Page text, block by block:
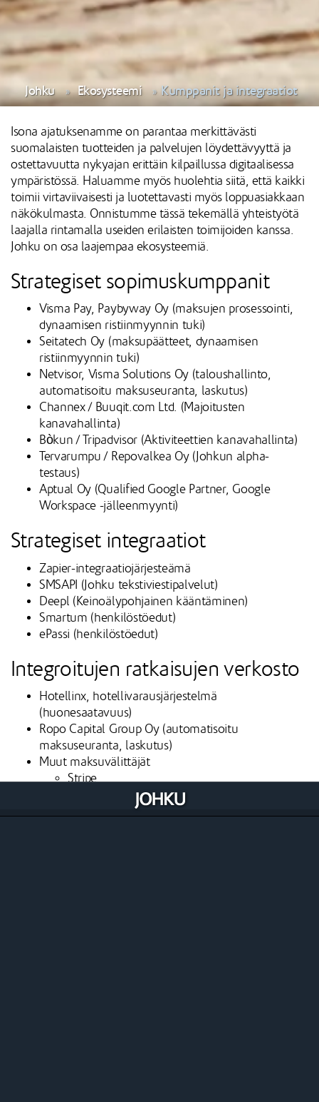
Johku Ekosysteemi Kumppanit ja integraatiot
Isona ajatuksenamme on parantaa merkittävästi
suomalaisten tuotteiden ja palvelujen löydettävyyttä ja
ostettavuutta nykyajan erittäin kilpaillussa digitaalisessa
ympäristössä. Haluamme myös huolehtia siitä, että kaikki
toimii virtaviivaisesti ja luotettavasti myös loppuasiakkaan
näkökulmasta. Onnistumme tässä tekemällä yhteistyötä
laajalla rintamalla useiden erilaisten toimijoiden kanssa.
Johku on osa laajempaa ekosysteemiä.
Strategiset sopimuskumppanit
Visma Pay, Paybyway Oy (maksujen prosessointi,
dynaamisen ristiinmyynnin tuki)
Seitatech Oy (maksupäätteet, dynaamisen
ristiinmyynnin tuki)
Netvisor, Visma Solutions Oy (taloushallinto,
automatisoitu maksuseuranta, laskutus)
Channex / Buuqit.com Ltd. (Majoitusten
kanavahallinta)
Bòkun / Tripadvisor (Aktiviteettien kanavahallinta)
Tervarumpu / Repovalkea Oy (Johkun alpha-
testaus)
Aptual Oy (Qualified Google Partner, Google
Workspace -jälleenmyynti)
Strategiset integraatiot
Zapier-integraatiojärjesteämä
SMSAPI (Johku tekstiviestipalvelut)
Deepl (Keinoälypohjainen kääntäminen)
Smartum (henkilöstöedut)
ePassi (henkilöstöedut)
Integroitujen ratkaisujen verkosto
Hotellinx, hotellivarausjärjestelmä
(huonesaatavuus)
Ropo Capital Group Oy (automatisoitu
maksuseuranta, laskutus)
Muut maksuvälittäjät
Stripe
Alipay (Stripen kautta)